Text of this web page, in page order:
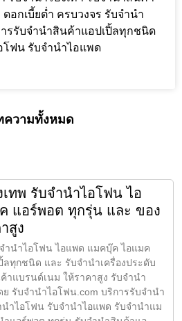
อกเบี้ยต่ำ ครบวงจร รับจำนำ
รรับจำนำสินค้าแอปเปิ้ลทุกชนิด
โฟน รับจำนำไอแพด
ความทั้งหมด
เทพ รับจำนำไอโฟน ไอ
แอร์พอต ทุกรุ่น และ ของ
สูง
ำนำไอโฟน ไอแพด แมคบุ๊ค ไอแมค
ทุกชนิด และ รับจำนำเครื่องประดับ
าแบรนด์เนม ให้ราคาสูง รับจำนำ
ย รับจํานําไอโฟน.com บริการรับจำนำ
ำไอโฟน รับจำนำไอแพด รับจำนำแม